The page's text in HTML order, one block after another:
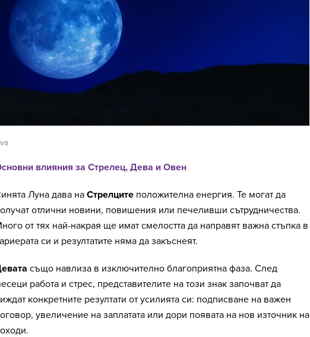
влияния за Стрелец, Дева и Овен
Луна дава на Стрелците положителна енергия. Те могат да
отлични новини, повишения или печеливши сътрудничества.
от тях най-накрая ще имат смелостта да направят важна стъпка в
си и резултатите няма да закъснеят.
също навлиза в изключително благоприятна фаза. След
работа и стрес, представителите на този знак започват да
конкретните резултати от усилията си: подписване на важен
увеличение на заплатата или дори появата на нов източник на